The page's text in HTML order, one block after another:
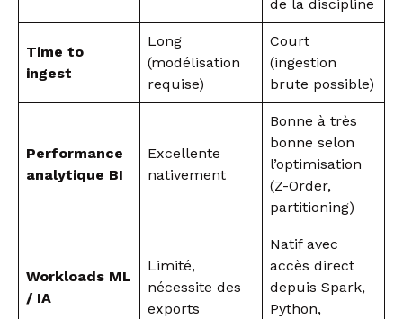
de la discipline
Time to
ingest
Long
(modélisation
requise)
Court
(ingestion
brute possible)
Performance
analytique BI
Excellente
nativement
Bonne à très
bonne selon
l’optimisation
(Z-Order,
partitioning)
Workloads ML
/ IA
Limité,
nécessite des
exports
Natif avec
accès direct
depuis Spark,
Python,